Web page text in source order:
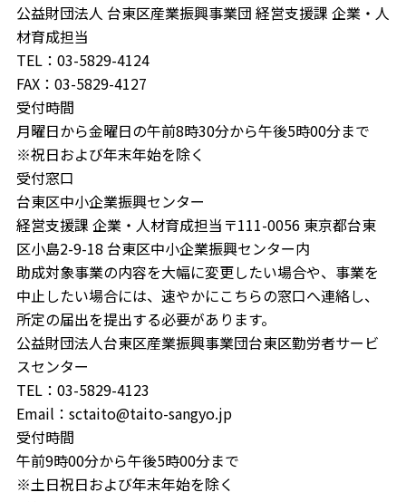
公益財団法人 台東区産業振興事業団 経営支援課 企業・人
材育成担当
TEL：03-5829-4124
FAX：03-5829-4127
受付時間
月曜日から金曜日の午前8時30分から午後5時00分まで
※祝日および年末年始を除く
受付窓口
台東区中小企業振興センター
経営支援課 企業・人材育成担当〒111-0056 東京都台東
区小島2-9-18 台東区中小企業振興センター内
助成対象事業の内容を大幅に変更したい場合や、事業を
中止したい場合には、速やかにこちらの窓口へ連絡し、
所定の届出を提出する必要があります。
公益財団法人台東区産業振興事業団台東区勤労者サービ
スセンター
TEL：03-5829-4123
Email：sctaito@taito-sangyo.jp
受付時間
午前9時00分から午後5時00分まで
※土日祝日および年末年始を除く